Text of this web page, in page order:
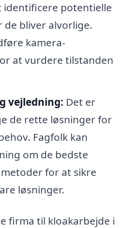
potentielle
de bliver alvorlige.
kamera-
at vurdere tilstanden
vejledning: Det er
de rette løsninger for
Fagfolk kan
om de bedste
for at sikre
løsninger.
firma til kloakarbejde i